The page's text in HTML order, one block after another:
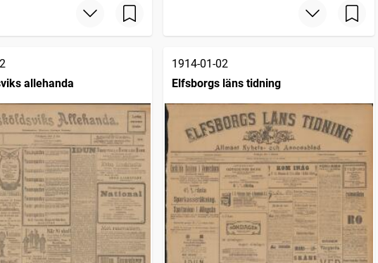
allehanda
1914-01-02
Elfsborgs läns tidning